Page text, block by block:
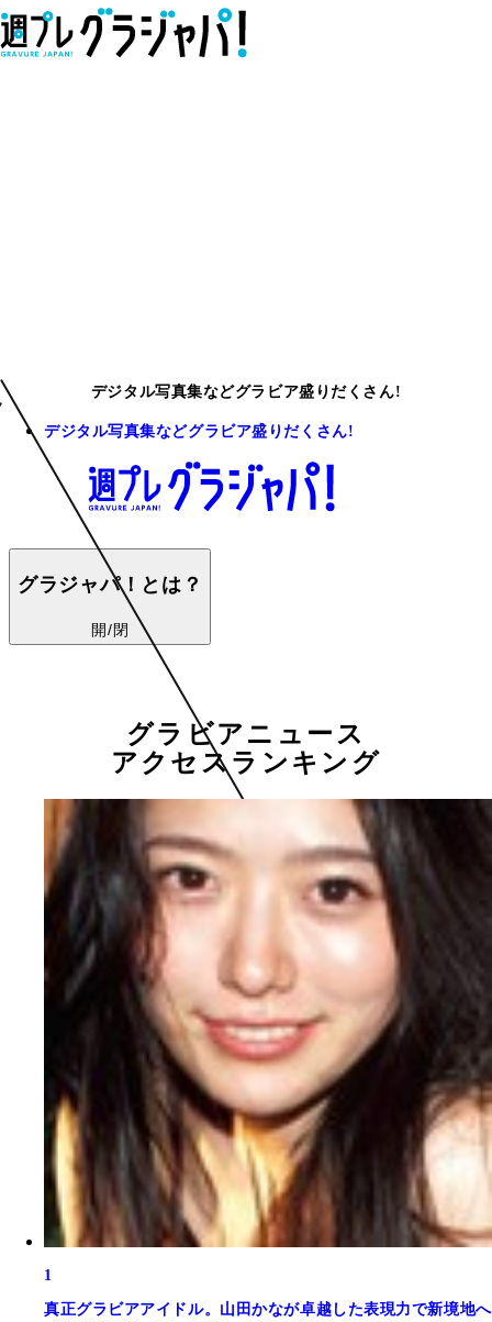
デジタル写真集などグラビア盛りだくさん!
デジタル写真集などグラビア盛りだくさん!
グラジャパ！とは？
開/閉
グラビアニュース
アクセスランキング
1
真正グラビアアイドル。山田かなが卓越した表現力で新境地へ